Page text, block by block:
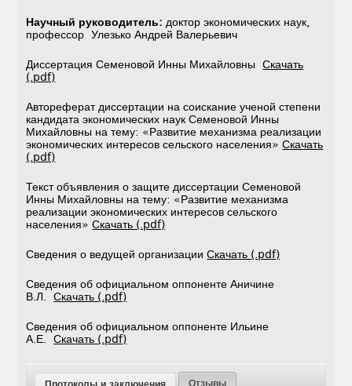
Научный руководитель: доктор экономических наук,
профессор Улезько Андрей Валерьевич
Диссертация Семеновой Инны МихайловныСкачать
(.pdf)
Автореферат диссертации на соискание ученой степени
кандидата экономических наук Семеновой Инны
Михайловны на тему: «Развитие механизма реализации
экономических интересов сельского населения»Скачать
(.pdf)
Текст объявления о защите диссертации Семеновой
Инны Михайловны на тему: «Развитие механизма
реализации экономических интересов сельского
населения»Скачать (.pdf)
Сведения о ведущей организацииСкачать (.pdf)
Сведения об официальном оппоненте Аничине
В.Л.Скачать (.pdf)
Сведения об официальном оппоненте Ильине
А.Е.Скачать (.pdf)
Отзывы